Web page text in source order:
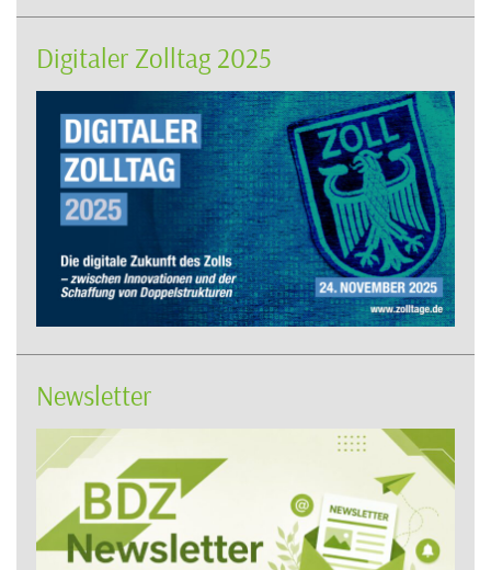
Digitaler Zolltag 2025
Newsletter